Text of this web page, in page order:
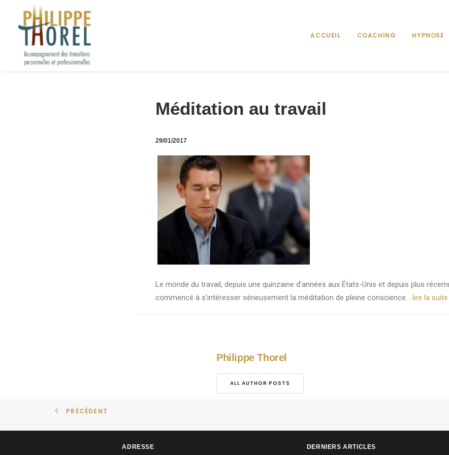
ACCUEIL COACHING HYPNOSE
Méditation au travail
29/01/2017
Le monde du travail, depuis une quinzaine d’années aux États-Unis et depuis plus
commencé à s’intéresser sérieusement la méditation de pleine conscience… lire la
Philippe Thorel
ALL AUTHOR POSTS
PRÉCÉDENT
ADRESSE DERNIERS ARTICLES